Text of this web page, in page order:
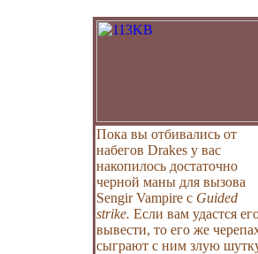
Пока вы отбивались от
набегов Drakes у вас
накопилось достаточно
черной маны для вызова
Sengir Vampire с Guided
strike. Если вам удастся
вывести, то его же
сыграют с ним злую